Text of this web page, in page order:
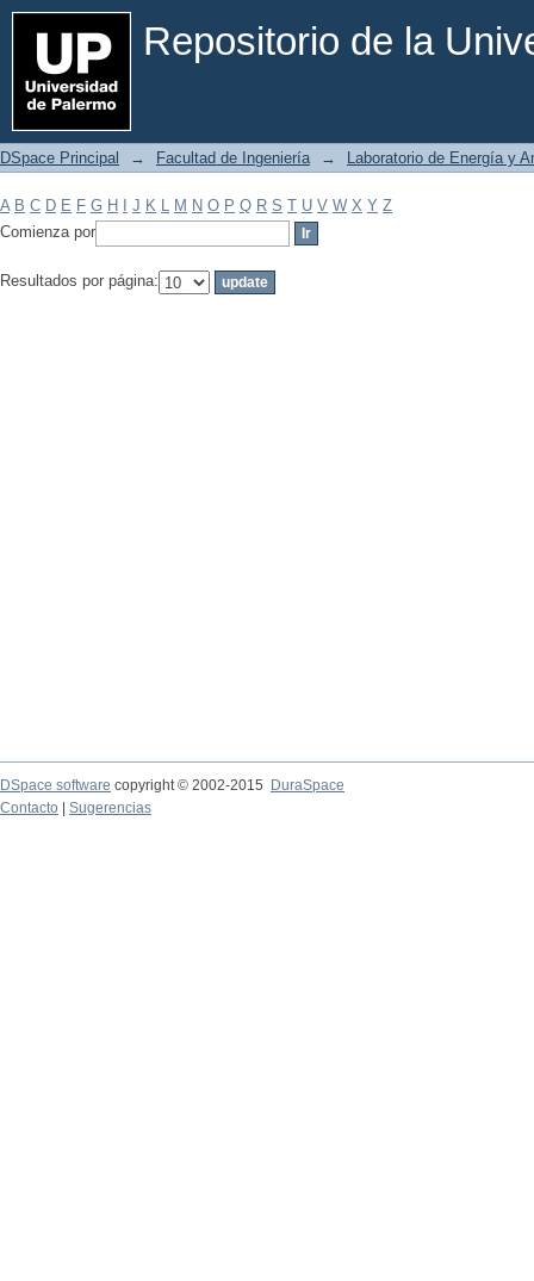
Repositorio de la
Filtrar por: Materia
DSpace Principal → Facultad de Ingeniería → Laboratorio de Energía y
A B C D E F G H J K L M N O P Q R S T U V W X Y Z
Comienza por
Resultados por página:
DSpace software copyright © 2002-2015
DuraSpace
Contacto
Sugerencias